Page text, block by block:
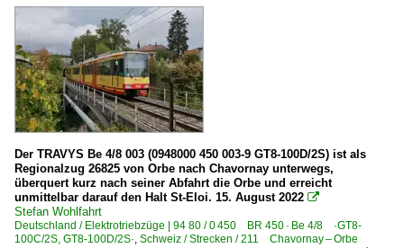
Der TRAVYS Be 4/8 003 (0948000 450 003-9 GT8-100D/2S) ist als
Regionalzug 26825 von Orbe nach Chavornay unterwegs,
überquert kurz nach seiner Abfahrt die Orbe und erreicht
unmittelbar darauf den Halt St-Eloi. 15. August 2022 
Stefan Wohlfahrt
Deutschland / Elektrotriebzüge | 94 80 / 0 450 BR 450 · Be 4/8 ·GT8-
100C/2S, GT8-100D/2S· Schweiz / Strecken / 211 Chavornay – Orbe